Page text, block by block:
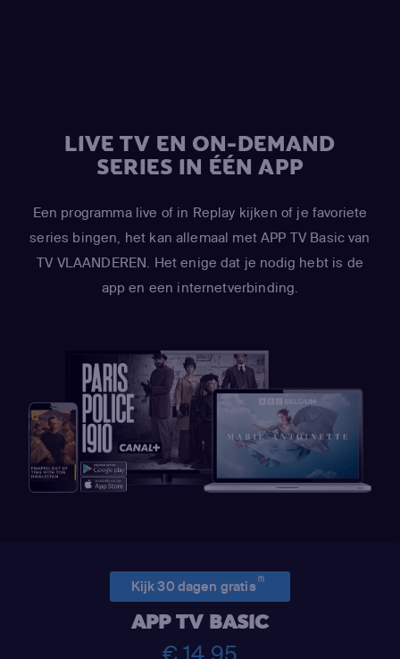
(Yentl Cartman),Kimberly Brooks(Interviewer)
LIVE TV EN ON-DEMAND
SERIES IN ÉÉN APP
Een programma live of in Replay kijken of je favoriete
series bingen, het kan allemaal met APP TV Basic van
TV VLAANDEREN. Het enige dat je nodig hebt is de
app en een internetverbinding.
Kijk 30 dagen gratis(1)
APP TV BASIC